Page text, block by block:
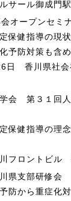
サール御成門
オープンセミ
保健指導の現
症化予防対
日 香川県社
会 第３１回
定保健指導の理
フロントビル
県支部研修会
予防から重症